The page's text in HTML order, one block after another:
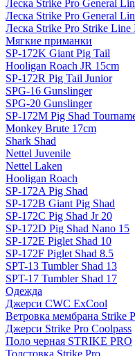
Леска Strike Pro General
Леска Strike Pro General
Леска Strike Pro Strike
Мягкие приманки
SP-172K Giant Pig Tail
Hooligan Roach JR 15cm
SP-172R Pig Tail Junior
SPG-16 Gunslinger
SPG-20 Gunslinger
SP-172M Pig Shad
Monkey Brute 17cm
Shark Shad
Nettel Juvenile
Nettel Laken
Hooligan Roach
SP-172A Pig Shad
SP-172B Giant Pig Shad
SP-172C Pig Shad Jr 20
SP-172D Pig Shad Nano 15
SP-172E Piglet Shad 10
SP-172F Piglet Shad 8.5
SPT-13 Tumbler Shad 13
SPT-17 Tumbler Shad 17
Одежда
Джерси CWC ExCool
Ветровка мембрана Strike
Джерси Strike Pro Coolpass
Поло черная STRIKE PRO
Толстовка Strike Pro